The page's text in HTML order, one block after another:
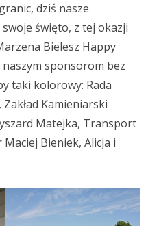
dziś nasze
święto, z tej okazji
Bielesz Happy
naszym sponsorom bez
taki kolorowy: Rada
Zakład Kamieniarski
Matejka, Transport
Bieniek, Alicja i